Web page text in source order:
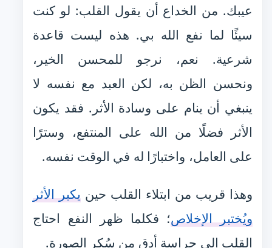
عيبك. من الخداع أن يقول القلب: لو كنت
سيئًا لما نفع الله بي. هذه ليست قاعدة
شرعية. نعم، نرجو للمحسن الخير،
ونحسن الظن به، لكن العبد مع نفسه لا
ينبغي أن ينام على وسادة الأثر. فقد يكون
الأثر فضلًا من الله على المنتفع، وسترًا
على العامل، واختبارًا له في الوقت نفسه.
وهذا قريب من ابتلاء القلب حين يكبر الأثر
ويُختبر الإخلاص؛ فكلما ظهر النفع احتاج
القلب إلى حراسة أدق من سُكر الصورة.